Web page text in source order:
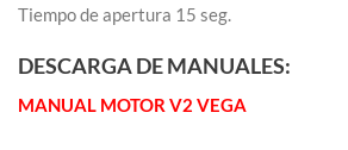
Tiempo de apertura 15 seg.
DESCARGA DE MANUALES:
MANUAL MOTOR V2 VEGA